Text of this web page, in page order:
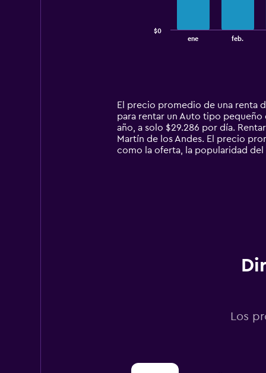
14
categories.
The
chart
has
ene feb.
$0
El precio promedio de una renta
para rentar un Auto tipo pequeño
año, a solo $29.286 por día.
Martín de los Andes. El precio
como la oferta, la popularidad
Los